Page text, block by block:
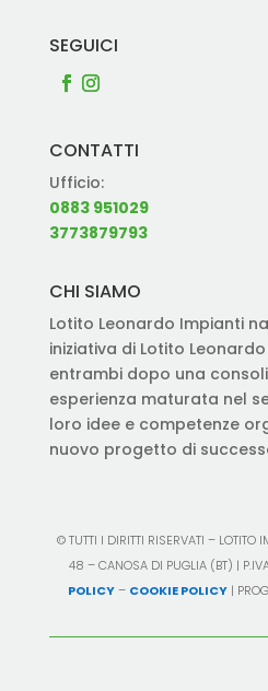
SEGUICI
CONTATTI
Ufficio:
0883 951029
3773879793
CHI SIAMO
Lotito Leonardo Impianti
iniziativa di Lotito
entrambi dopo una
esperienza maturata nel
loro idee e competenze
nuovo progetto di
© TUTTI I DIRITTI RISERVATI – LOTITO
48 – CANOSA DI PUGLIA (BT) |
POLICY– COOKIE POLICY|